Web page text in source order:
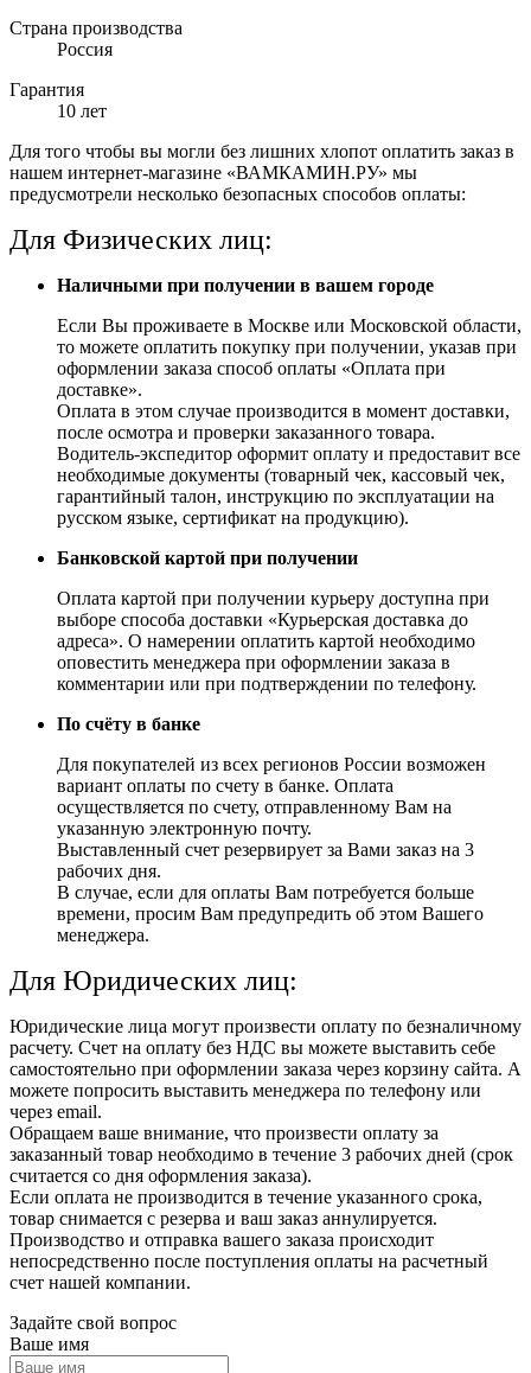
Страна производства
Россия
Гарантия
10 лет
Для того чтобы вы могли без лишних хлопот оплатить заказ в
нашем интернет-магазине «ВАМКАМИН.РУ» мы
предусмотрели несколько безопасных способов оплаты:
Для Физических лиц:
Наличными при получении в вашем городе
Если Вы проживаете в Москве или Московской области,
то можете оплатить покупку при получении, указав при
оформлении заказа способ оплаты «Оплата при
доставке».
Оплата в этом случае производится в момент доставки,
после осмотра и проверки заказанного товара.
Водитель-экспедитор оформит оплату и предоставит все
необходимые документы (товарный чек, кассовый чек,
гарантийный талон, инструкцию по эксплуатации на
русском языке, сертификат на продукцию).
Банковской картой при получении
Оплата картой при получении курьеру доступна при
выборе способа доставки «Курьерская доставка до
адреса». О намерении оплатить картой необходимо
оповестить менеджера при оформлении заказа в
комментарии или при подтверждении по телефону.
По счёту в банке
Для покупателей из всех регионов России возможен
вариант оплаты по счету в банке. Оплата
осуществляется по счету, отправленному Вам на
указанную электронную почту.
Выставленный счет резервирует за Вами заказ на 3
рабочих дня.
В случае, если для оплаты Вам потребуется больше
времени, просим Вам предупредить об этом Вашего
менеджера.
Для Юридических лиц:
Юридические лица могут произвести оплату по безналичному
расчету. Счет на оплату без НДС вы можете выставить себе
самостоятельно при оформлении заказа через корзину сайта. А
можете попросить выставить менеджера по телефону или
через email.
Обращаем ваше внимание, что произвести оплату за
заказанный товар необходимо в течение 3 рабочих дней (срок
считается со дня оформления заказа).
Если оплата не производится в течение указанного срока,
товар снимается с резерва и ваш заказ аннулируется.
Производство и отправка вашего заказа происходит
непосредственно после поступления оплаты на расчетный
счет нашей компании.
Задайте свой вопрос
Ваше имя